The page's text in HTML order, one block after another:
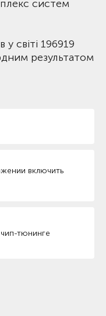
включить
тюнинге
систем
у світі 196919
результатом